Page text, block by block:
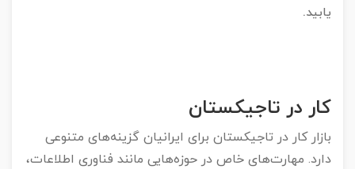
یابید.
کار در تاجیکستان
بازار کار در تاجیکستان برای ایرانیان گزینه‌های متنوعی
دارد. مهارت‌های خاص در حوزه‌هایی مانند فناوری اطلاعات،